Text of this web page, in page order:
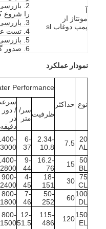
درباره ما
کنترل کیفیت
تماس با ما
همه موارد
Blog
الان چت کن
Ecer
آ
مونتاژ از
پمپ دوغاب sl
2.
را شروع
3. بازرسی نقاشی
4. تست عملکرد و جدول تست را شروع کنید
5. بازرسی بسته بندی پمپ دوغاب
6. صدور گواهی کیفیت
نمودار عملکرد
نوع حداکثر
Performance
ظرفیتسر/
متر
/ دور
در
دقیقه
20
AL
7.5
2.34-
10.8
6-
37
3000
50
BL
15
16.2-
76
9-
44
2800
75
CL
30
18-
151
4-
45
900-
2400
100
DL
60
50-
252
7-
46
800-
1800
150
EL
120
115-
486
12-
51.5
800-
1500